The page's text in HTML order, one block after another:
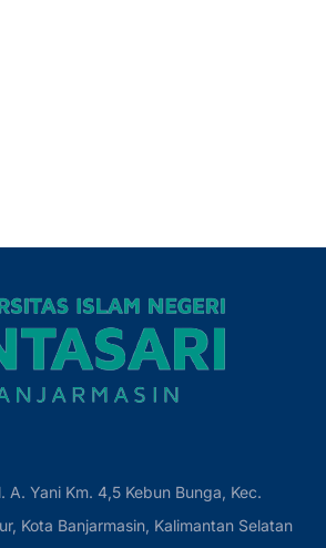
A. Yani Km. 4,5 Kebun Bunga, Kec.
Kota Banjarmasin, Kalimantan Selatan